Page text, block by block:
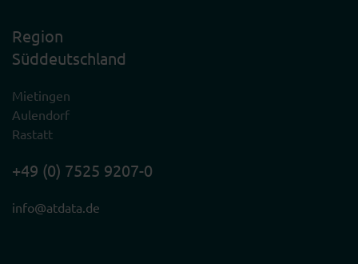
Region
Süddeutschland
Mietingen
Aulendorf
Rastatt
+49 (0) 7525 9207-0
info@atdata.de